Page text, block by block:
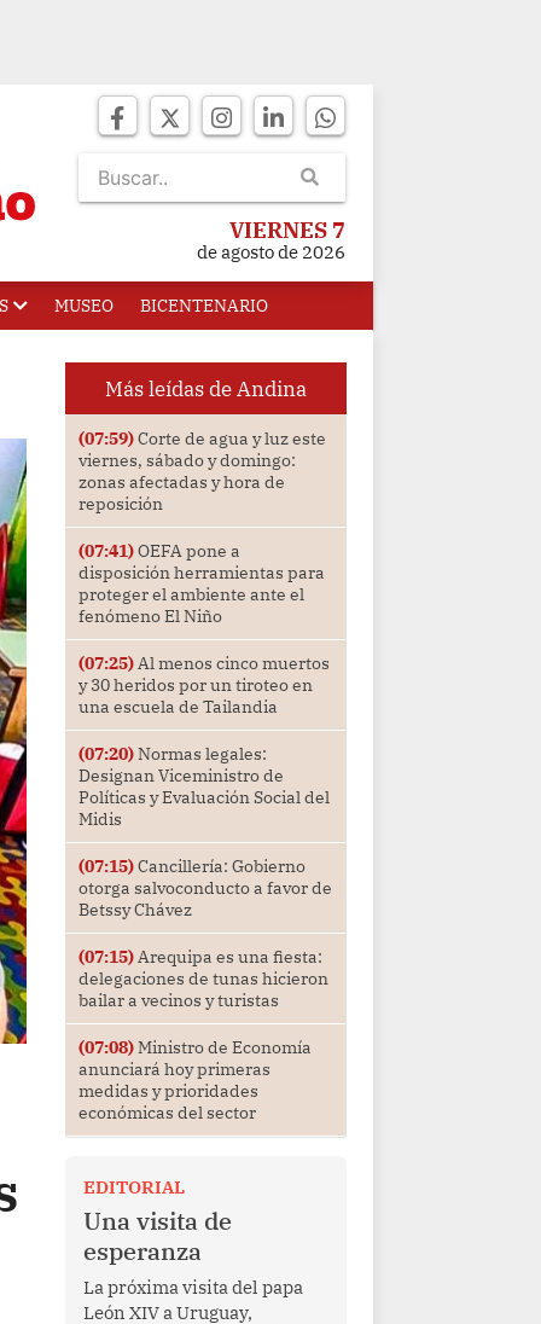
VIERNES 7
de agosto de 2026
MUSEO BICENTENARIO
Más leídas de Andina
(07:59)Corte de agua y luz este
viernes, sábado y domingo:
zonas afectadas y hora de
reposición
(07:41)OEFA pone a
disposición herramientas para
proteger el ambiente ante el
fenómeno El Niño
(07:25)Al menos cinco muertos
y 30 heridos por un tiroteo en
una escuela de Tailandia
(07:20)Normas legales:
Designan Viceministro de
Políticas y Evaluación Social del
Midis
(07:15)Cancillería: Gobierno
otorga salvoconducto a favor de
Betssy Chávez
(07:15)Arequipa es una fiesta:
delegaciones de tunas hicieron
bailar a vecinos y turistas
(07:08)Ministro de Economía
anunciará hoy primeras
medidas y prioridades
económicas del sector
EDITORIAL
Una visita de
esperanza
La próxima visita del papa
León XIV a Uruguay,